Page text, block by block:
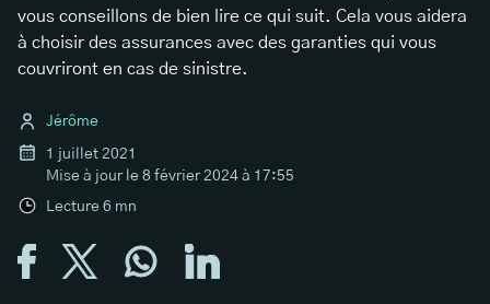
vous conseillons de bien lire ce qui suit. Cela vous aidera
à choisir des assurances avec des garanties qui vous
couvriront en cas de sinistre.
Jérôme
1 juillet 2021
Mise à jour le 8 février 2024 à 17:55
Lecture 6 mn